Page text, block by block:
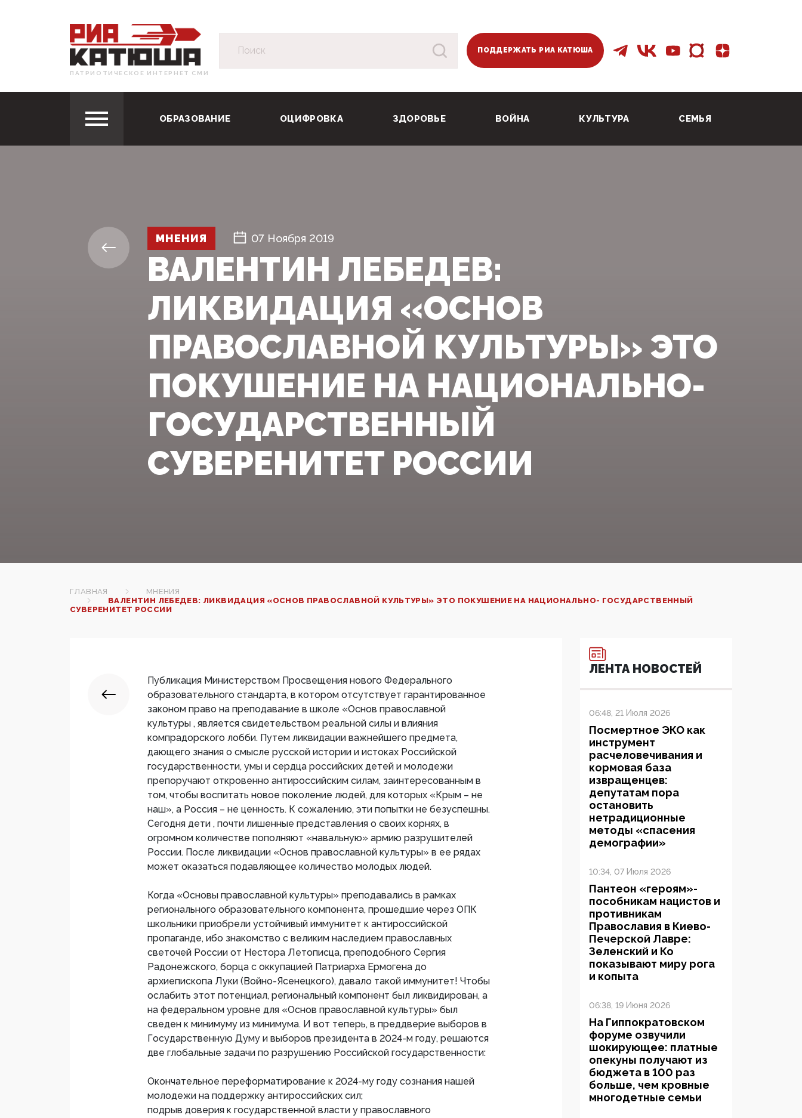
ПАТРИОТИЧЕСКОЕ ИНТЕРНЕТ СМИ
ПОДДЕРЖАТЬ РИА КАТЮША
ОБРАЗОВАНИЕ ОЦИФРОВКА ЗДОРОВЬЕ ВОЙНА КУЛЬТУРА СЕМЬЯ
МНЕНИЯ 07 Ноября 2019
ВАЛЕНТИН ЛЕБЕДЕВ:
ЛИКВИДАЦИЯ «ОСНОВ
ПРАВОСЛАВНОЙ КУЛЬТУРЫ» ЭТО
ПОКУШЕНИЕ НА НАЦИОНАЛЬНО-
ГОСУДАРСТВЕННЫЙ
СУВЕРЕНИТЕТ РОССИИ
ГЛАВНАЯ
МНЕНИЯ
ВАЛЕНТИН ЛЕБЕДЕВ: ЛИКВИДАЦИЯ «ОСНОВ ПРАВОСЛАВНОЙ КУЛЬТУРЫ» ЭТО ПОКУШЕНИЕ НА НАЦИОНАЛЬНО- ГОСУДАРСТВЕННЫЙ
СУВЕРЕНИТЕТ РОССИИ
Публикация Министерством Просвещения нового Федерального
образовательного стандарта, в котором отсутствует гарантированное
законом право на преподавание в школе «Основ православной
культуры , является свидетельством реальной силы и влияния
компрадорского лобби. Путем ликвидации важнейшего предмета,
дающего знания о смысле русской истории и истоках Российской
государственности, умы и сердца российских детей и молодежи
препоручают откровенно антироссийским силам, заинтересованным в
том, чтобы воспитать новое поколение людей, для которых «Крым – не
наш», а Россия – не ценность. К сожалению, эти попытки не безуспешны.
Сегодня дети , почти лишенные представления о своих корнях, в
огромном количестве пополняют «навальную» армию разрушителей
России. После ликвидации «Основ православной культуры» в ее рядах
может оказаться подавляющее количество молодых людей.
Когда «Основы православной культуры» преподавались в рамках
регионального образовательного компонента, прошедшие через ОПК
школьники приобрели устойчивый иммунитет к антироссийской
пропаганде, ибо знакомство с великим наследием православных
светочей России от Нестора Летописца, преподобного Сергия
Радонежского, борца с оккупацией Патриарха Ермогена до
архиепископа Луки (Войно-Ясенецкого), давало такой иммунитет! Чтобы
ослабить этот потенциал, региональный компонент был ликвидирован, а
на федеральном уровне для «Основ православной культуры» был
сведен к минимуму из минимума. И вот теперь, в преддверие выборов в
Государственную Думу и выборов президента в 2024-м году, решаются
две глобальные задачи по разрушению Российской государственности:
Окончательное переформатирование к 2024-му году сознания нашей
молодежи на поддержку антироссийских сил;
подрыв доверия к государственной власти у православного
ЛЕНТА НОВОСТЕЙ
06:48, 21 Июля 2026
Посмертное ЭКО как
инструмент
расчеловечивания и
кормовая база
извращенцев:
депутатам пора
остановить
нетрадиционные
методы «спасения
демографии»
10:34, 07 Июля 2026
Пантеон «героям»-
пособникам нацистов и
противникам
Православия в Киево-
Печерской Лавре:
Зеленский и Ко
показывают миру рога
и копыта
06:38, 19 Июня 2026
На Гиппократовском
форуме озвучили
шокирующее: платные
опекуны получают из
бюджета в 100 раз
больше, чем кровные
многодетные семьи